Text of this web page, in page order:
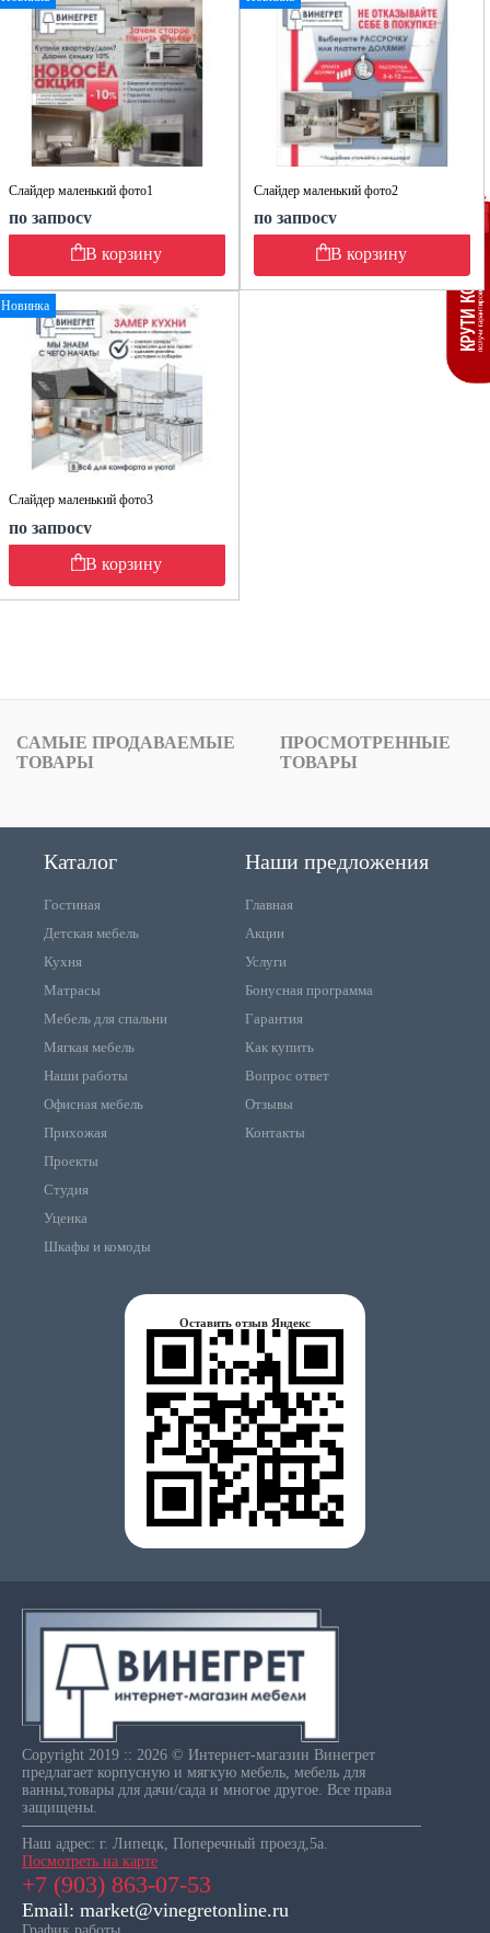
Слайдер маленький фото1
по запросу
В корзину
Слайдер маленький фото2
по запросу
В корзину
Новинка
Слайдер маленький фото3
по запросу
В корзину
САМЫЕ ПРОДАВАЕМЫЕ
ТОВАРЫ
ПРОСМОТРЕННЫЕ
ТОВАРЫ
Каталог
Гостиная
Детская мебель
Кухня
Матрасы
Мебель для спальни
Мягкая мебель
Наши работы
Офисная мебель
Прихожая
Проекты
Студия
Уценка
Шкафы и комоды
Наши предложения
Главная
Акции
Услуги
Бонусная программа
Гарантия
Как купить
Вопрос ответ
Отзывы
Контакты
Оставить отзыв Яндекс
Copyright 2019 :: 2026 © Интернет-магазин Винегрет
предлагает корпусную и мягкую мебель, мебель для
ванны,товары для дачи/сада и многое другое. Все права
защищены.
Наш адрес: г. Липецк, Поперечный проезд,5а.
Посмотреть на карте
+7 (903) 863-07-53
Email: market@vinegretonline.ru